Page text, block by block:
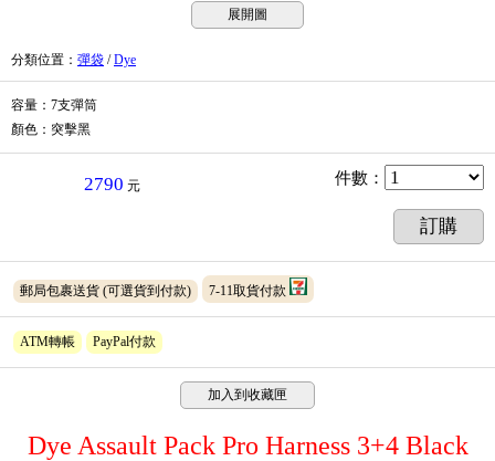
展開圖
分類位置 ： 彈袋 /Dye
容量：7支彈筒
顏色：突擊黑
2790 元 件數 ：
訂購
郵局包裹送貨 (可選貨到付款) 7-11取貨付款
ATM轉帳 PayPal付款
加入到收藏匣
Dye Assault Pack Pro Harness 3+4 Black